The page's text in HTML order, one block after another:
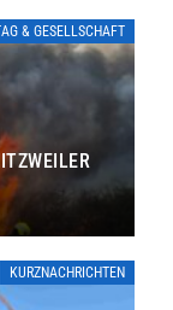
& GESELLSCHAFT
KURZNACHRICHTEN